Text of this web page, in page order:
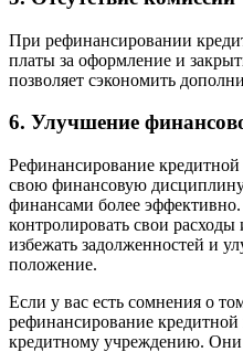
При рефинансировании
платы за оформление и
позволяет сэкономить
6. Улучшение
Рефинансирование
свою финансовую
финансами более
контролировать свои
избежать задолженностей и
положение.
Если у вас есть сомнения о
рефинансирование кредитной
кредитному учреждению. Они